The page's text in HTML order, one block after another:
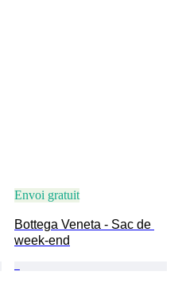
Envoi gratuit
Bottega Veneta - Sac de
week-end